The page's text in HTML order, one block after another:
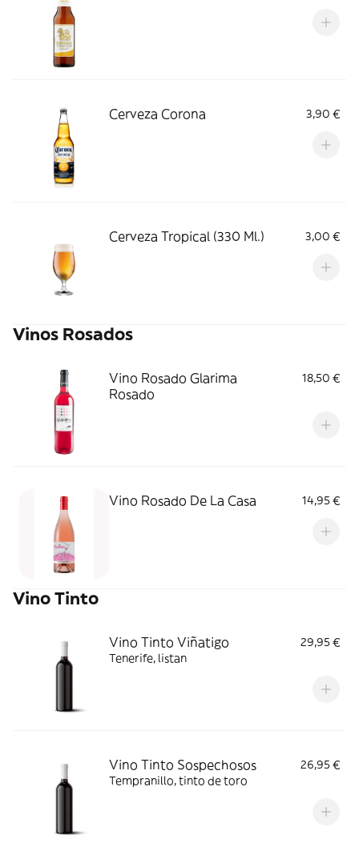
Cerveza Corona 3,90 €
Cerveza Tropical (330 Ml.) 3,00 €
Vinos Rosados
Vino Rosado Glarima
Rosado
18,50 €
Vino Rosado De La Casa 14,95 €
Vino Tinto
Vino Tinto Viñatigo
29,95 €
Tenerife, listan
Vino Tinto Sospechosos
26,95 €
Tempranillo, tinto de toro